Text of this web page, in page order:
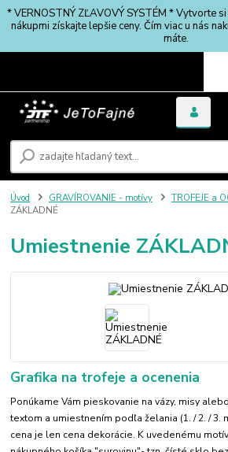
* VERNOSTNÝ ZĽAVOVÝ SYSTÉM * Vytvorte
nákupmi získajte lepšie ceny. Čím viac u nás
máte.
Úvod GRAVÍROVANIE - motívy TROFEJE a
ZÁKLADNÉ
Umiestnenie
Grafika na trofeje a ocenenia
Ponúkame Vám pieskovanie na vázy, misy
textom a umiestnením podľa želania (1. / 2. / 3.
cena je len cena dekorácie. K uvedenému